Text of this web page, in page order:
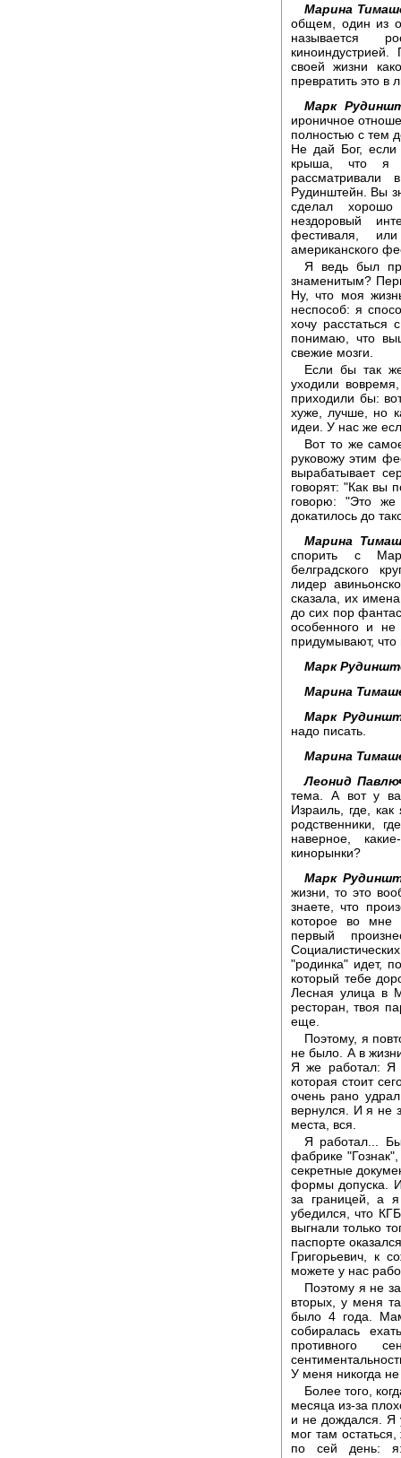
Марина
общем, один из
называется
своей жизни
превратить это в
Марк
ироничное
полностью с тем
Не дай Бог, если
крыша, что я -
Рудинштейн. Вы
сделал хорошо
нездоровый
фестиваля,
американского
Я ведь был
знаменитым?
Ну, что моя
неспособ: я
хочу
понимаю, что
свежие мозги.
Если бы так
уходили
приходили бы:
хуже, лучше, но
идеи. У нас же
Вот то же
руковожу этим
вырабатывает
говорят: "Как вы
говорю: "Это же
докатилось до
Марина
спорить с
белградского
лидер
сказала, их
до сих пор
особенного и
придумывают, что
Марк
Марина
Марк
надо писать.
Марина
Леонид
тема. А вот у
Израиль, где,
родственники,
наверное,
кинорынки?
Марк
жизни, то это
знаете, что
которое во мне
первый
"родинка" идет,
который тебе
Лесная улица в
ресторан, твоя
еще.
Поэтому, я
не было. А в
Я же работал: Я
которая стоит
очень рано
вернулся. И я не
места, вся.
Я работал...
фабрике
секретные
формы допуска.
за границей, а
убедился, что
выгнали только
паспорте
Григорьевич, к
можете у нас
Поэтому я не
вторых, у меня
было 4 года.
собиралась
противного
У меня никогда
Более того,
месяца из-за
и не дождался. Я
мог там
по сей день: